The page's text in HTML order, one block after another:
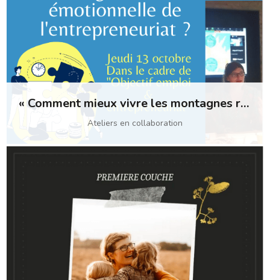
« Comment mieux vivre les montagnes russes de l’entrepreneuriat ? » dans le cadre de Objectif emploi et entrepreneuriat
Ateliers en collaboration